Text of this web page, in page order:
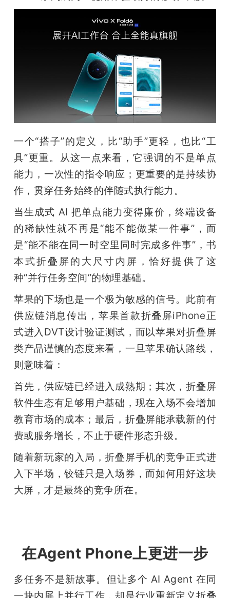
一个“搭子”的定义，比“助手”更轻，也比“工
具”更重。从这一点来看，它强调的不是单点
能力，一次性的指令响应；更重要的是持续协
作，贯穿任务始终的伴随式执行能力。
当生成式 AI 把单点能力变得廉价，终端设备
的稀缺性就不再是“能不能做某一件事”，而
是“能不能在同一时空里同时完成多件事”，书
本式折叠屏的大尺寸内屏，恰好提供了这
种“并行任务空间”的物理基础。
苹果的下场也是一个极为敏感的信号。此前有
供应链消息传出，苹果首款折叠屏iPhone正
式进入DVT设计验证测试，而以苹果对折叠屏
类产品谨慎的态度来看，一旦苹果确认路线，
则意味着：
首先，供应链已经进入成熟期；其次，折叠屏
软件生态有足够用户基础，现在入场不会增加
教育市场的成本；最后，折叠屏能承载新的付
费或服务增长，不止于硬件形态升级。
随着新玩家的入局，折叠屏手机的竞争正式进
入下半场，铰链只是入场券，而如何用好这块
大屏，才是最终的竞争所在。
在Agent Phone上更进一步
多任务不是新故事。但让多个 AI Agent 在同
一块内屏上并行工作，却是行业重新定义折叠